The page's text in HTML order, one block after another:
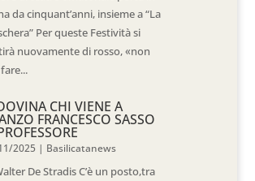
da cinquant’anni, insieme a “La
Per queste Festività si
nuovamente di rosso, «non
CHI VIENE A
FRANCESCO SASSO
2025 | Basilicatanews
De Stradis C’è un posto,tra